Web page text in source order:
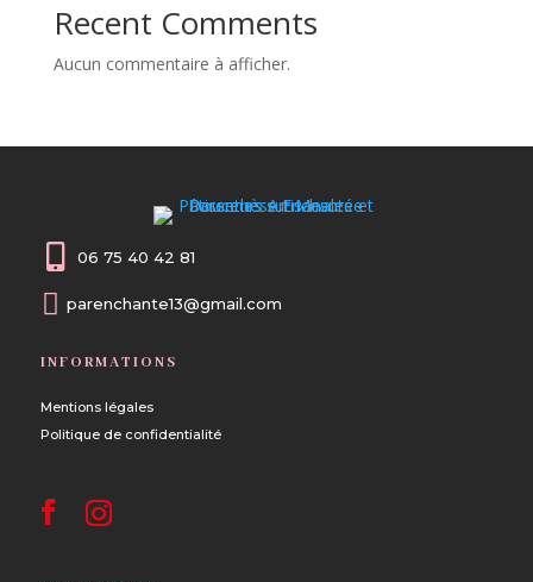
Recent Comments
Aucun commentaire à afficher.
 06 75 40 42 81
 parenchante13@gmail.com
INFORMATIONS
Mentions légales
Politique de confidentialité